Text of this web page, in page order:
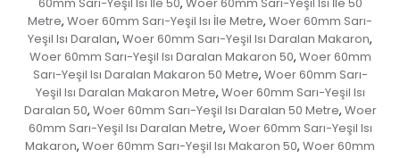
,
Metre, Woer 60mm Sarı-Yeşil Isı İle Metre, Woer 60mm Sarı-
Yeşil Isı Daralan, Woer 60mm Sarı-Yeşil Isı Daralan Makaron,
Woer 60mm Sarı-Yeşil Isı Daralan Makaron 50, Woer 60mm
Sarı-Yeşil Isı Daralan Makaron 50 Metre, Woer 60mm Sarı-
Yeşil Isı Daralan Makaron Metre, Woer 60mm Sarı-Yeşil Isı
Daralan 50, Woer 60mm Sarı-Yeşil Isı Daralan 50 Metre, Woer
60mm Sarı-Yeşil Isı Daralan Metre, Woer 60mm Sarı-Yeşil Isı
Makaron, Woer 60mm Sarı-Yeşil Isı Makaron 50, Woer 60mm